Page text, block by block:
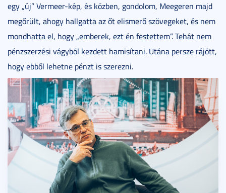
egy „új” Vermeer-kép, és közben, gondolom, Meegeren majd
megőrült, ahogy hallgatta az őt elismerő szövegeket, és nem
mondhatta el, hogy „emberek, ezt én festettem”. Tehát nem
pénzszerzési vágyból kezdett hamisítani. Utána persze rájött,
hogy ebből lehetne pénzt is szerezni.